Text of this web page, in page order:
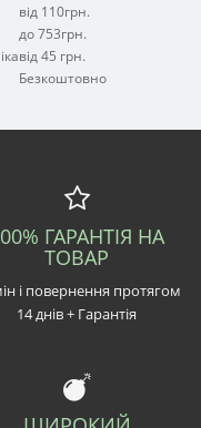
від 110грн.
до 753грн.
від 45 грн.
Безкоштовно
ГАРАНТІЯ НА
ТОВАР
і повернення протягом
14 днів + Гарантія